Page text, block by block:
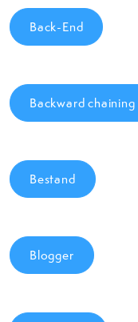
Back-End
Backward chaining
Bestand
Blogger